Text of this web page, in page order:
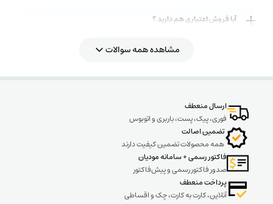
آیا فروش اعتباری هم دارید ؟
روش های ارسال کالا به چه صورت میباشد ؟
مشاهده همه سوالات
ارسال منعطف
فوری، پیک، پست، باربری و اتوبوس
تضمین اصالت
همه محصولات تضمین کیفیت دارند
فاکتور رسمی + سامانه مودیان
صدور فاکتور رسمی و پیش‌فاکتور
پرداخت منعطف
آنلاین، کارت به کارت، چک و اقساطی